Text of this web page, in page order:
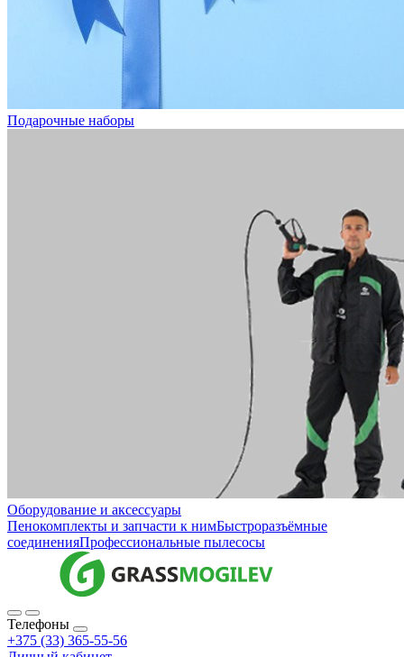
Подарочные наборы
Оборудование и аксессуары
Пенокомплекты и запчасти к нимБыстроразъёмные
соединенияПрофессиональные пылесосы
Телефоны
+375 (33) 365-55-56